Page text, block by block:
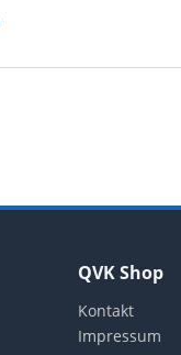
QVK Shop
Kontakt
Impressum